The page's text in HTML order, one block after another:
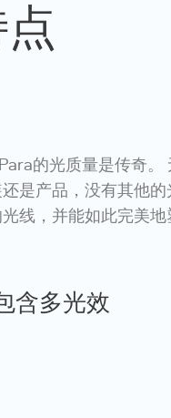
的光质量是传奇。
还是产品，没有其他
线，并能如此完美
含多光效